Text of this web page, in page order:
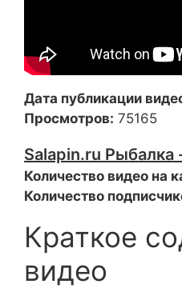
Дата публикации
Просмотров: 75165
Salapin.ru Рыбалка
Количество видео на
Количество
Краткое
видео